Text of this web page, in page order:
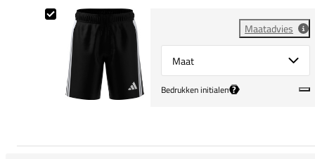
Maatadvies
Select {option} for {name}
Bedrukken initialen ?
adidas Tastigo 25 Training Short Kids